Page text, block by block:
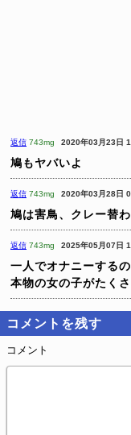
返信 743mg 2020年03月23日
鳩もヤバいよ
返信 743mg 2020年03月28日
鳩は害鳥、クレー替
返信 743mg 2025年05月07日
一人でオナニーする
本物の女の子がたく
コメントを残す
コメント